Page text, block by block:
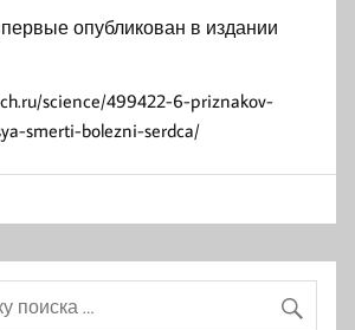
опубликован в издании
science/499422-6-priznakov-
smerti-bolezni-serdca/